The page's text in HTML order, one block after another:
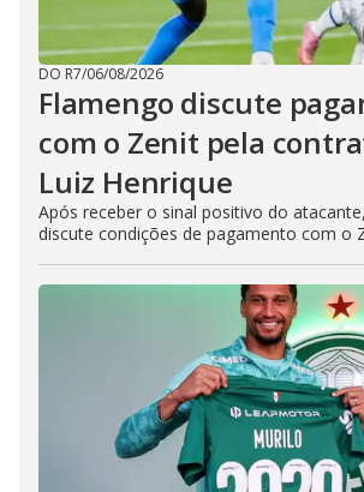
DO R7/06/08/2026
Flamengo discute
com o Zenit pela
Luiz Henrique
Após receber o sinal positivo do
discute condições de pagamento com o